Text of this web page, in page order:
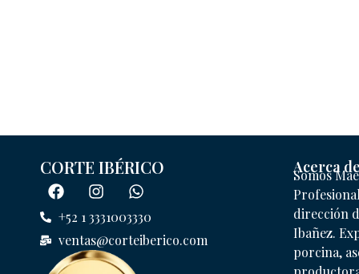
CORTE IBÉRICO
+52 1 3331003330
ventas@corteiberico.com
Acerca de
Somos
dirección
Ibañez.
porcina,